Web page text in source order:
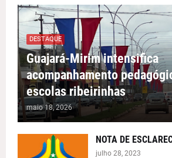
DESTAQUE
Guajará-Mirim intensifica
acompanhamento
escolas ribeirinhas
maio 18, 2026
NOTA DE
julho 28, 2023